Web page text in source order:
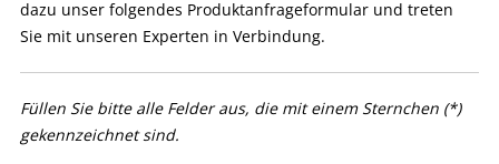
dazu unser folgendes Produktanfrageformular und treten
Sie mit unseren Experten in Verbindung.
Füllen Sie bitte alle Felder aus, die mit einem Sternchen (*)
gekennzeichnet sind.